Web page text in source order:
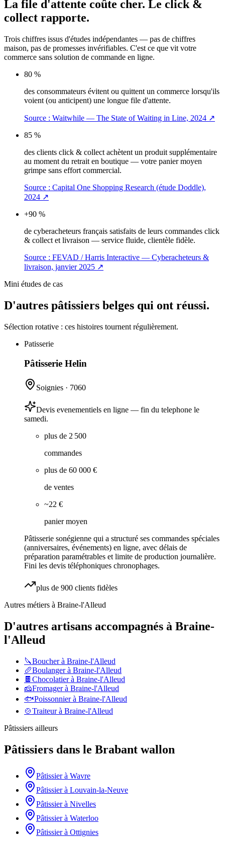
La file d'attente coûte cher. Le click &
collect rapporte.
Trois chiffres issus d'études indépendantes — pas de chiffres
maison, pas de promesses invérifiables. C'est ce que vit votre
commerce sans solution de commande en ligne.
80 %
des consommateurs évitent ou quittent un commerce lorsqu'ils
voient (ou anticipent) une longue file d'attente.
Source : Waitwhile — The State of Waiting in Line, 2024 ↗
85 %
des clients click & collect achètent un produit supplémentaire
au moment du retrait en boutique — votre panier moyen
grimpe sans effort commercial.
Source : Capital One Shopping Research (étude Doddle),
2024 ↗
+90 %
de cyberacheteurs français satisfaits de leurs commandes click
& collect et livraison — service fluide, clientèle fidèle.
Source : FEVAD / Harris Interactive — Cyberacheteurs &
livraison, janvier 2025 ↗
Mini études de cas
D'autres pâtissiers belges qui ont réussi.
Sélection rotative : ces histoires tournent régulièrement.
Patisserie
Pâtisserie Helin
Soignies · 7060
Devis evenementiels en ligne — fin du telephone le
samedi.
plus de 2 500
commandes
plus de 60 000 €
de ventes
~22 €
panier moyen
Pâtisserie sonégienne qui a structuré ses commandes spéciales
(anniversaires, événements) en ligne, avec délais de
préparation paramétrables et limite de production journalière.
Fini les devis téléphoniques chronophages.
plus de 900 clients fidèles
Autres métiers à Braine-l'Alleud
D'autres artisans accompagnés à Braine-
l'Alleud
🔪Boucherà Braine-l'Alleud
🥖Boulangerà Braine-l'Alleud
🍫 Chocolatierà Braine-l'Alleud
🧀Fromagerà Braine-l'Alleud
🐟Poissonnierà Braine-l'Alleud
🍲Traiteurà Braine-l'Alleud
Pâtissiers ailleurs
Pâtissiers dans le Brabant wallon
Pâtissierà Wavre
Pâtissierà Louvain-la-Neuve
Pâtissierà Nivelles
Pâtissierà Waterloo
Pâtissierà Ottignies